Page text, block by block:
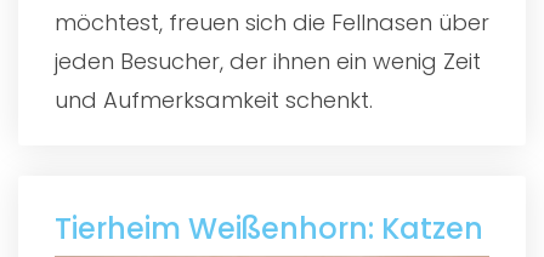
möchtest, freuen sich die Fellnasen über
jeden Besucher, der ihnen ein wenig Zeit
und Aufmerksamkeit schenkt.
Tierheim Weißenhorn: Katzen